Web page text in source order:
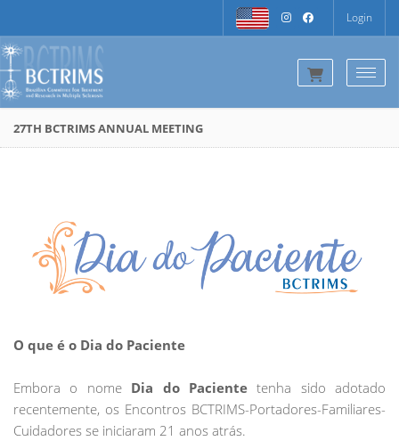
Login
27TH BCTRIMS ANNUAL MEETING
O que é o Dia do Paciente
Embora o nome Dia do Pacientetenha sido adotado
recentemente, os Encontros BCTRIMS-Portadores-Familiares-
Cuidadores se iniciaram 21 anos atrás.